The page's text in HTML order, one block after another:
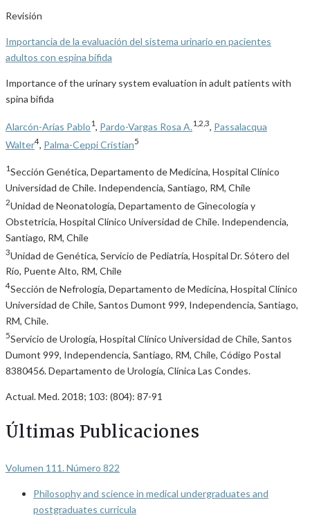
Revisión
Importancia de la evaluación del sistema urinario en pacientes
adultos con espina bífida
Importance of the urinary system evaluation in adult patients with
spina bifida
Alarcón-Arias Pablo1, Pardo-Vargas Rosa A.1,2,3, Passalacqua
Walter4 Palma-Ceppi Cristian5
1Sección Genética, Departamento de Medicina, Hospital Clínico
Universidad de Chile. Independencia, Santiago, RM, Chile
2Unidad de Neonatología, Departamento de Ginecología y
Obstetricia, Hospital Clínico Universidad de Chile. Independencia,
Santiago, RM, Chile
3Unidad de Genética, Servicio de Pediatría, Hospital Dr. Sótero del
Río, Puente Alto, RM, Chile
4Sección de Nefrología, Departamento de Medicina, Hospital Clínico
Universidad de Chile, Santos Dumont 999, Independencia, Santiago,
RM, Chile.
5Servicio de Urología, Hospital Clínico Universidad de Chile, Santos
Dumont 999, Independencia, Santiago, RM, Chile, Código Postal
8380456. Departamento de Urología, Clínica Las Condes.
Actual. Med. 2018; 103: (804): 87-91
Últimas Publicaciones
Volumen 111. Número 822
Philosophy and science in medical undergraduates and
postgraduates curricula